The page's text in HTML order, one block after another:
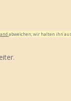
abweichen; wir halten ihn